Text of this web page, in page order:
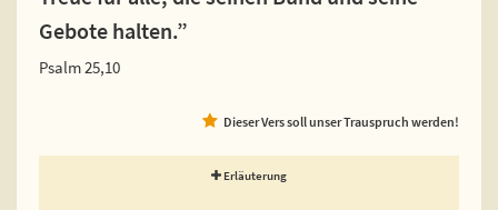
Gebote halten.”
Psalm 25,10
Dieser Vers soll unser Trauspruch werden!
Erläuterung